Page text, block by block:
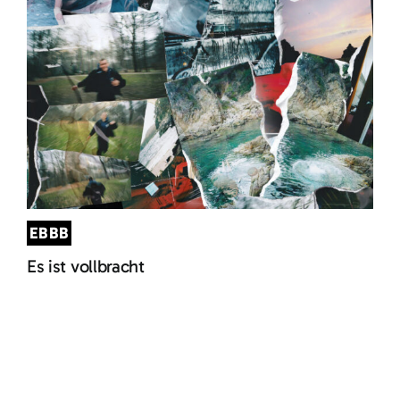
EBBB
Es ist vollbracht